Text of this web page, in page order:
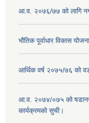
आ.व. २०७६/७७ को लागि
भौतिक पूर्वाधार विकास
आर्थिक वर्ष २०७५/७६ को
आ.व. २०७४/०७५ को
कार्यक्रमको सुची।